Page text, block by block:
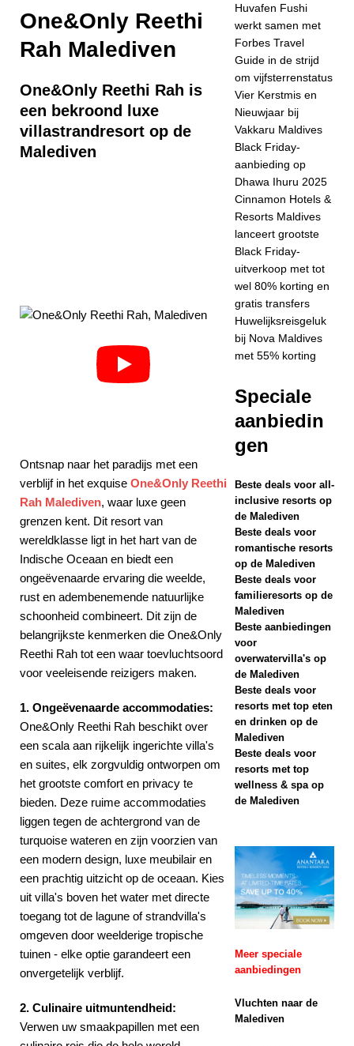
Guide in de strijd
om
STERRENHOTEL
5-
STERRENHOTEL
S EN RESORTS
op Dhawa Ihuru
2025
SPECIALE
AANBIEDINGEN
[ 17 november
2025 ] Cinnamon
Hotels & Resorts
Maldives lanceert
Friday-uitverkoop
met tot wel 80%
transfers
SPECIALE
AANBIEDINGEN
[ 13 november
2025 ]
Huwelijksreisgeluk
One&Only Reethi
Rah Malediven
One&Only Reethi Rah is
een bekroond luxe
villastrandresort op de
Malediven
Ontsnap naar het paradijs met een
verblijf in het exquise One&Only Reethi
Rah Malediven, waar luxe geen
grenzen kent. Dit resort van
wereldklasse ligt in het hart van de
Indische Oceaan en biedt een
ongeëvenaarde ervaring die weelde,
rust en adembenemende natuurlijke
schoonheid combineert. Dit zijn de
belangrijkste kenmerken die One&Only
Reethi Rah tot een waar toevluchtsoord
voor veeleisende reizigers maken.
1. Ongeëvenaarde accommodaties:
One&Only Reethi Rah beschikt over
een scala aan rijkelijk ingerichte villa's
en suites, elk zorgvuldig ontworpen om
het grootste comfort en privacy te
bieden. Deze ruime accommodaties
liggen tegen de achtergrond van de
turquoise wateren en zijn voorzien van
een modern design, luxe meubilair en
een prachtig uitzicht op de oceaan. Kies
uit villa's boven het water met directe
toegang tot de lagune of strandvilla's
omgeven door weelderige tropische
tuinen - elke optie garandeert een
onvergetelijk verblijf.
2. Culinaire uitmuntendheid:
Verwen uw smaakpapillen met een
Huvafen Fushi
werkt samen met
Forbes Travel
Guide in de strijd
om vijfsterrenstatus
Vier Kerstmis en
Nieuwjaar bij
Vakkaru Maldives
Black Friday-
aanbieding op
Dhawa Ihuru 2025
Cinnamon Hotels &
Resorts Maldives
lanceert grootste
Black Friday-
uitverkoop met tot
wel 80% korting en
gratis transfers
Huwelijksreisgeluk
bij Nova Maldives
met 55% korting
Speciale
aanbiedin
gen
Beste deals voor all-
inclusive resorts op
de Malediven
Beste deals voor
romantische resorts
op de Malediven
Beste deals voor
familieresorts op de
Malediven
Beste aanbiedingen
voor
overwatervilla's op
de Malediven
Beste deals voor
resorts met top eten
en drinken op de
Malediven
Beste deals voor
resorts met top
wellness & spa op
de Malediven
Meer speciale
aanbiedingen
Vluchten naar de
Malediven